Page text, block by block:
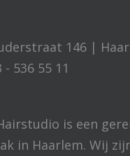
146 |
- 536 55 11
is een
in Haarlem. Wij